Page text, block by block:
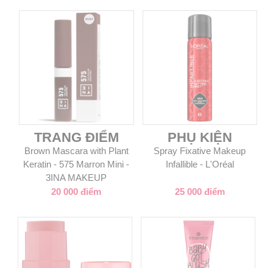
TRANG ĐIỂM
Brown Mascara with Plant
Keratin - 575 Marron Mini -
3INA MAKEUP
20 000 điểm
PHỤ KIỆN
Spray Fixative Makeup
Infallible - L'Oréal
25 000 điểm